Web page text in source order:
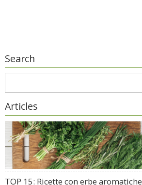
Search
Articles
TOP 15: Ricette con erbe aromatiche